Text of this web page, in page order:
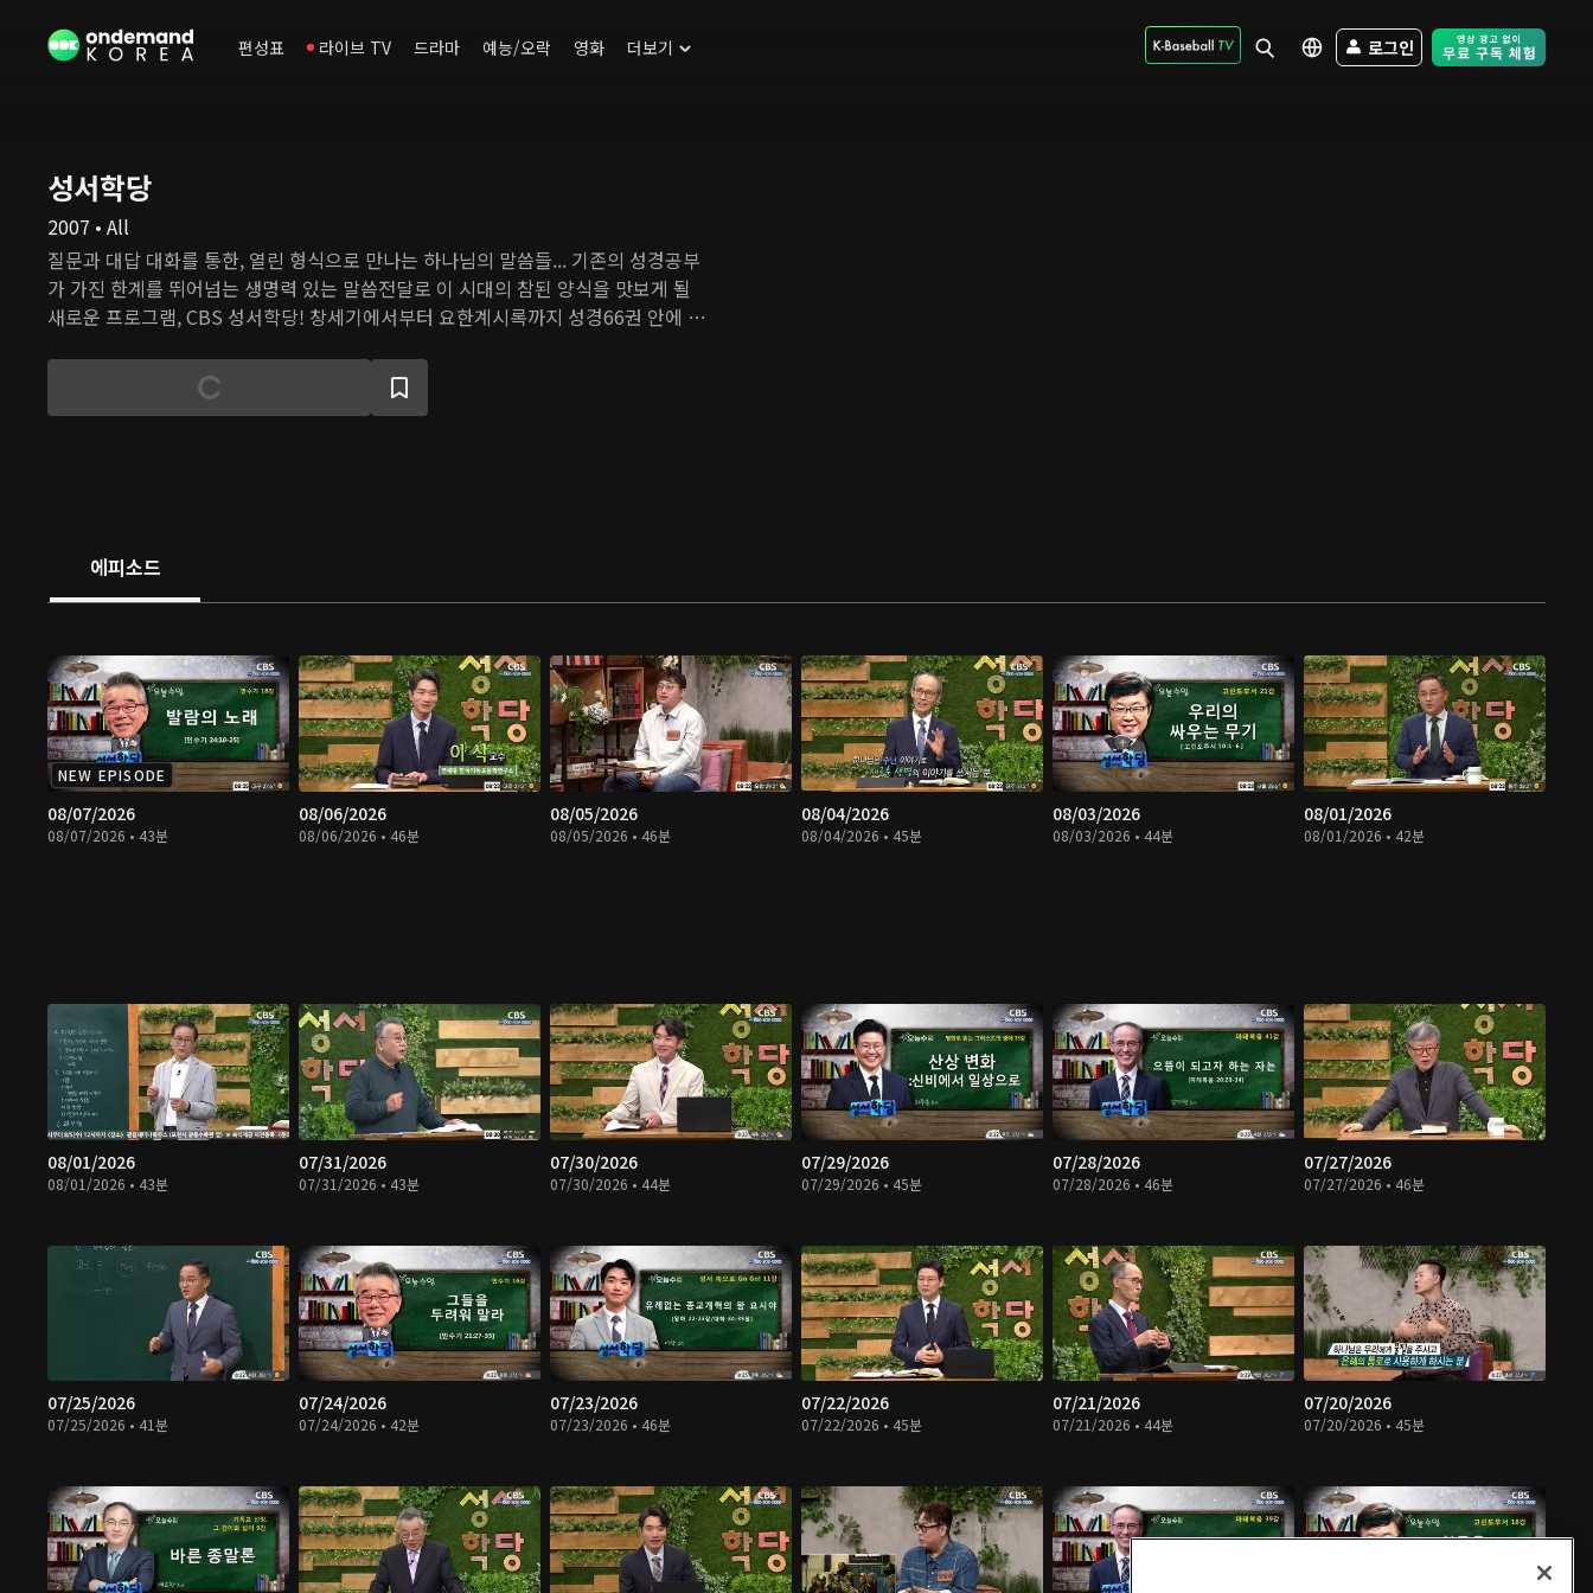
편성표 라이브 TV 드라마 예능/오락 영화 더보기 로그인 Free Trial -
성서학당
2007 • All
질문과 대답 대화를 통한, 열린 형식으로 만나는 하나님의 말씀들... 기존의 성경공부
가 가진 한계를 뛰어넘는 생명력 있는 말씀전달로 이 시대의 참된 양식을 맛보게 될
새로운 프로그램, CBS 성서학당! 창세기에서부터 요한계시록까지 성경66권 안에 숨
리가 알기 쉽게 풀어 이야기를 듣고 질문을 던지는 가운데 하나님을 가까이 만나는 경
험과 나의 소명을 발견하는 시간이 될 CBS 성서학당!
에피소드
NEW EPISODE
08/07/2026
08/07/2026 • 43분
08/06/2026
08/06/2026 • 46분
08/05/2026
08/05/2026 • 46분
08/04/2026
08/04/2026 • 45분
08/03/2026
08/03/2026 • 44분
08/01/2026
08/01/2026 • 42분
08/01/2026
08/01/2026 • 43분
07/31/2026
07/31/2026 • 43분
07/30/2026
07/30/2026 • 44분
07/29/2026
07/29/2026 • 45분
07/28/2026
07/28/2026 • 46분
07/27/2026
07/27/2026 • 46분
07/25/2026
07/25/2026 • 41분
07/24/2026
07/24/2026 • 42분
07/23/2026
07/23/2026 • 46분
07/22/2026
07/22/2026 • 45분
07/21/2026
07/21/2026 • 44분
07/20/2026
07/20/2026 • 45분